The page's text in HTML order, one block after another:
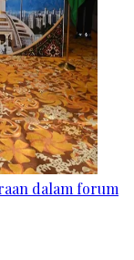
dalam forum